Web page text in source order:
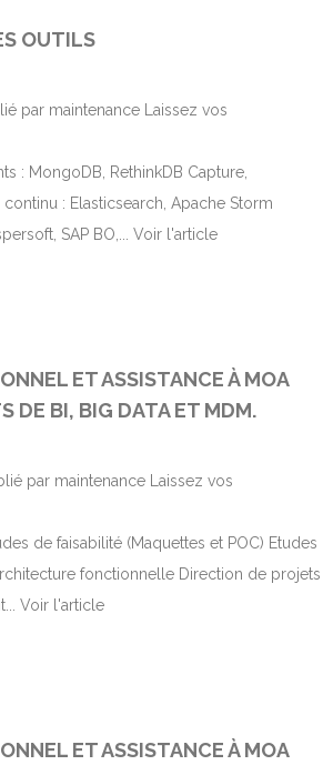
OUTILS
par maintenance
Laissez vos
: MongoDB, RethinkDB Capture,
: Elasticsearch, Apache Storm
SAP BO,... Voir l'article
ET ASSISTANCE À MOA
DE BI, BIG DATA ET MDM.
par maintenance
Laissez vos
de faisabilité (Maquettes et POC) Etudes
fonctionnelle Direction de projets
Voir l'article
ET ASSISTANCE À MOA